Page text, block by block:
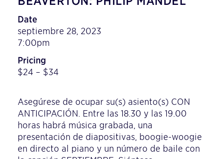
Date
septiembre 28, 2023
7:00pm
Pricing
$24 – $34
Asegúrese de ocupar su(s) asiento(s) CON
ANTICIPACIÓN. Entre las 18.30 y las 19.00
horas habrá música grabada, una
presentación de diapositivas, boogie-woogie
en directo al piano y un número de baile con